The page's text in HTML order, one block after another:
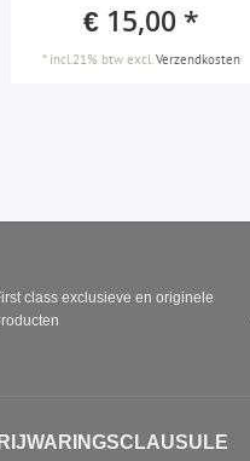
€ 15,00 *
* incl.21% btwexcl.Verzendkosten
class exclusieve en originele